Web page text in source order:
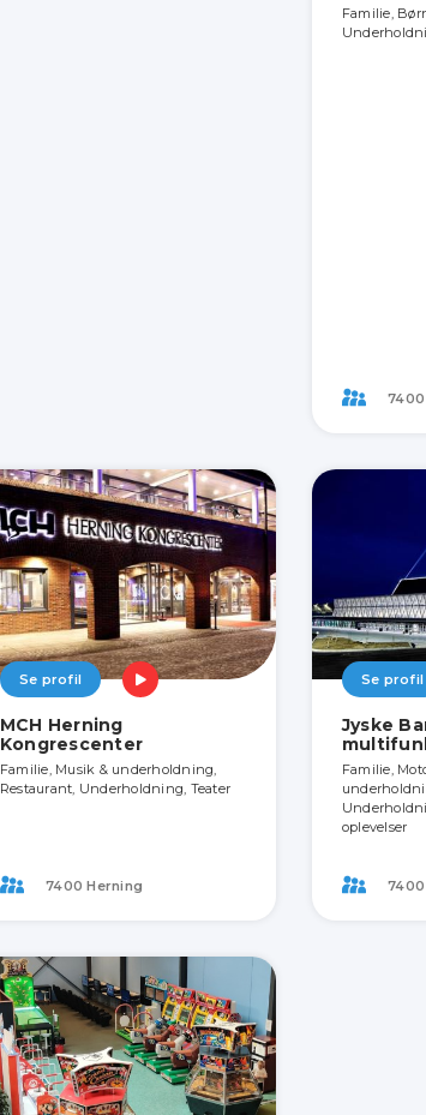
Familie,
Se profil
MCH Herning
Kongrescenter
Familie, Musik & underholdning,
Restaurant, Underholdning, Teater
7400 Herning
Se profil
Jyske
Familie,
oplevelser